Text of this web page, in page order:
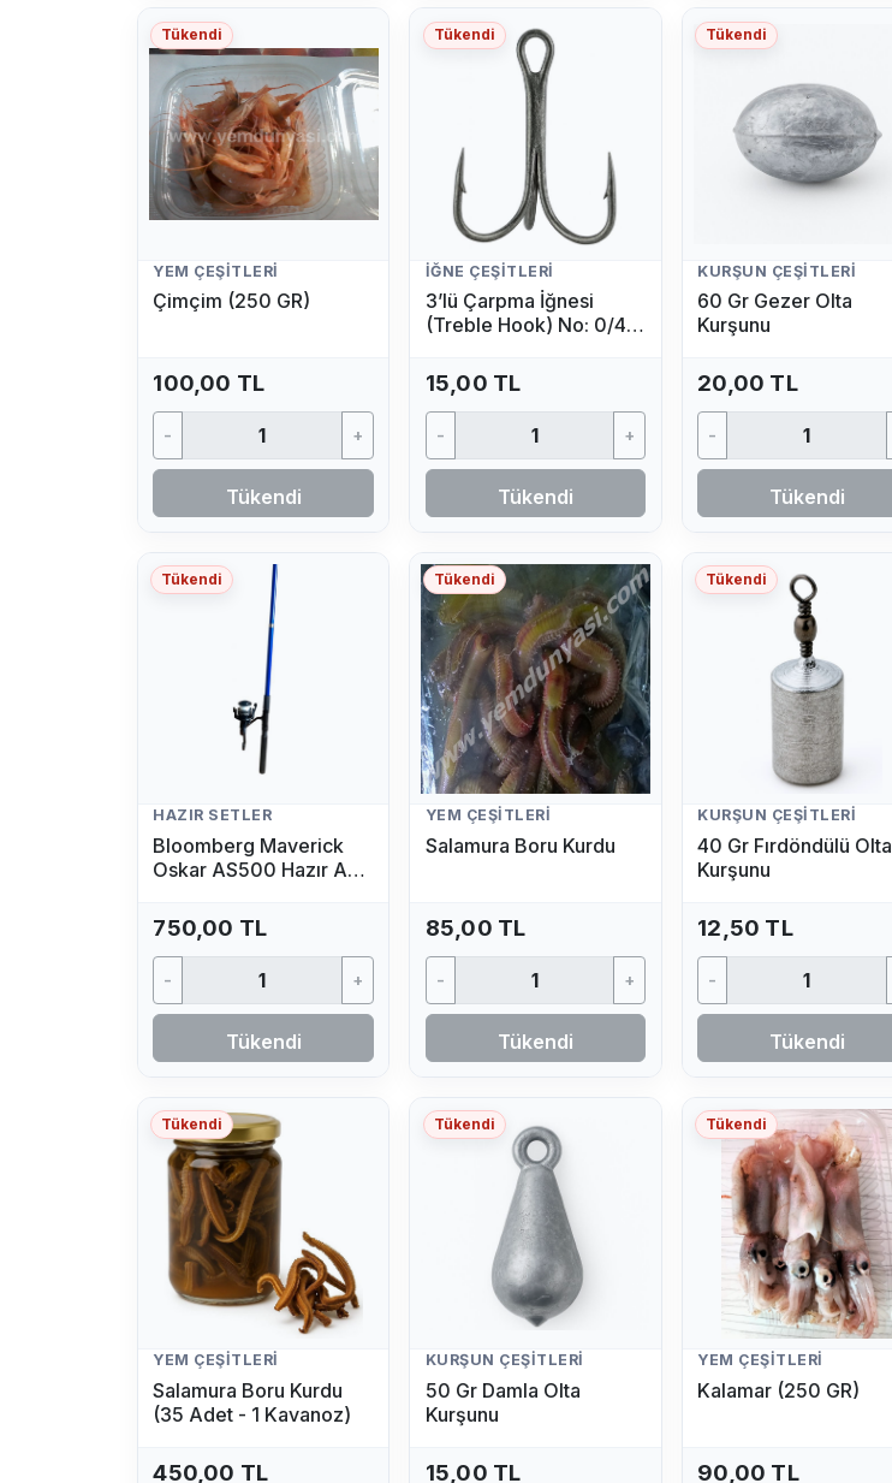
Tükendi
YEM ÇEŞITLERI
Çimçim (250 GR)
100,00 TL
- +
Tükendi
Tükendi
İĞNE ÇEŞITLERI
3’lü Çarpma İğnesi
(Treble Hook) No: 0/4
15,00 TL
- +
Tükendi
Tükendi
KURŞUN ÇEŞITLERI
60 Gr Gezer Olta
Kurşunu
20,00 TL
-
Tükendi
Tükendi
HAZIR SETLER
Bloomberg Maverick
Oskar AS500 Hazır Av
GR)
750,00 TL
- +
Tükendi
Tükendi
YEM ÇEŞITLERI
Salamura Boru Kurdu
85,00 TL
- +
Tükendi
Tükendi
KURŞUN ÇEŞITLERI
40 Gr Fırdöndülü Olta
Kurşunu
12,50 TL
-
Tükendi
Tükendi
YEM ÇEŞITLERI
Salamura Boru Kurdu
(35 Adet - 1 Kavanoz)
450,00 TL
Tükendi
KURŞUN ÇEŞITLERI
50 Gr Damla Olta
Kurşunu
15,00 TL
Tükendi
YEM ÇEŞITLERI
Kalamar (250 GR)
90,00 TL